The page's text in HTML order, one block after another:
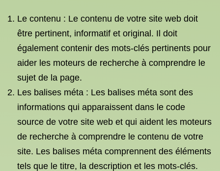
Le contenu : Le contenu de votre site web doit
être pertinent, informatif et original. Il doit
également contenir des mots-clés pertinents pour
aider les moteurs de recherche à comprendre le
sujet de la page.
Les balises méta : Les balises méta sont des
informations qui apparaissent dans le code
source de votre site web et qui aident les moteurs
de recherche à comprendre le contenu de votre
site. Les balises méta comprennent des éléments
tels que le titre, la description et les mots-clés.